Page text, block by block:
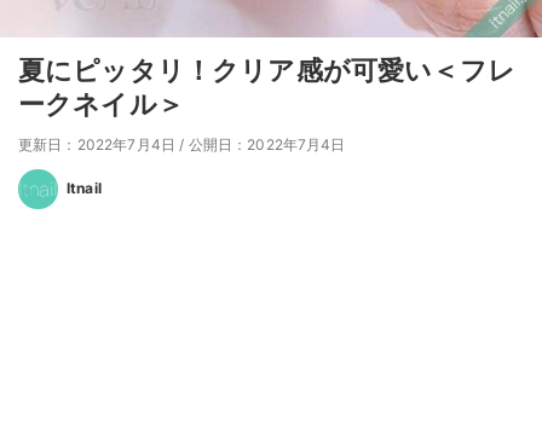
夏にピッタリ！クリア感が可愛い＜フレ
ークネイル＞
更新日：2022年7月4日 / 公開日：2022年7月4日
Itnail